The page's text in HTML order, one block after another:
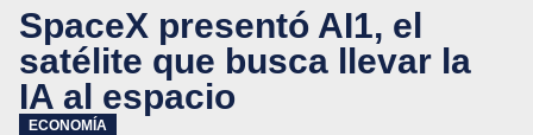
SpaceX presentó AI1, el
satélite que busca llevar la
IA al espacio
ECONOMÍA